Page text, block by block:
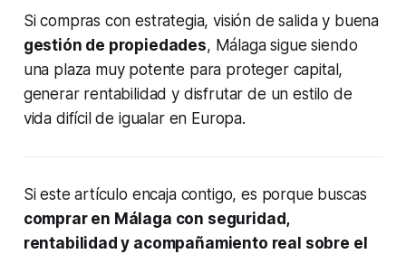
Si compras con estrategia, visión de salida y buena
gestión de propiedades, Málaga sigue siendo
una plaza muy potente para proteger capital,
generar rentabilidad y disfrutar de un estilo de
vida difícil de igualar en Europa.
Si este artículo encaja contigo, es porque buscas
comprar en Málaga con seguridad,
rentabilidad y acompañamiento real sobre el